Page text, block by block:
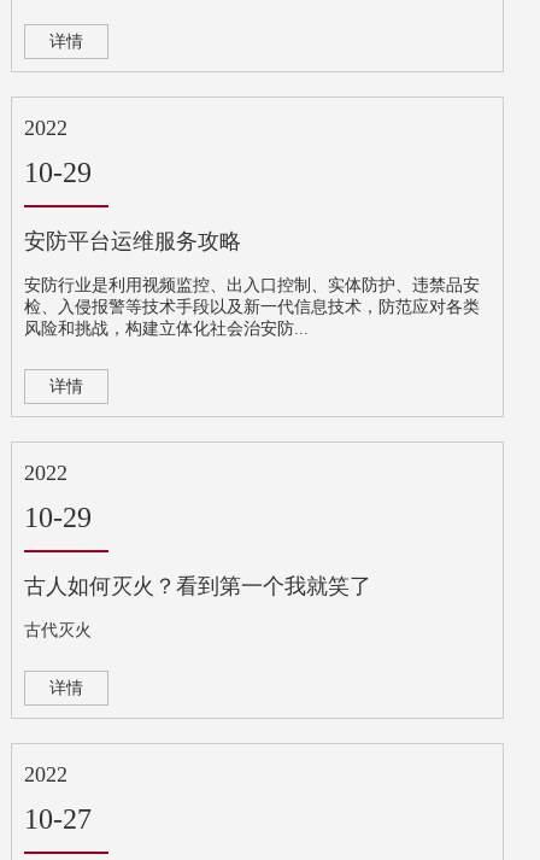
详情
2022
10-29
安防平台运维服务攻略
安防行业是利用视频监控、出入口控制、实体防护、违禁品安
检、入侵报警等技术手段以及新一代信息技术，防范应对各类
风险和挑战，构建立体化社会治安防...
详情
2022
10-29
古人如何灭火？看到第一个我就笑了
古代灭火
详情
2022
10-27